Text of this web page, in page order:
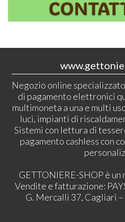
Negozio online
di pagamento elettronici
multimoneta a una e multi
luci, impianti di
Sistemi con lettura di
pagamento cashless con
GETTONIERE-SHOP è un
Vendite e fatturazione:
G. Mercalli 37, Cagliari